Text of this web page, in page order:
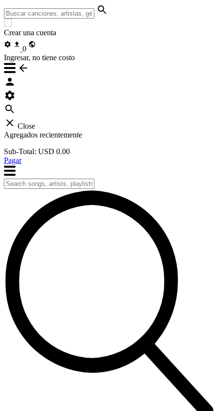
Crear una cuenta
0
Ingresar, no tiene costo
Close
Agregados recientemente
Sub-Total: USD 0.00
Pagar